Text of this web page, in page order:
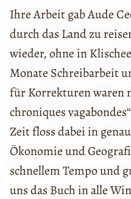
Ihre Arbeit gab Aude
durch das Land zu
wieder, ohne in
Monate Schreibarbeit
für Korrekturen waren
chroniques
Zeit floss dabei in
Ökonomie und
schnellem Tempo und
uns das Buch in alle